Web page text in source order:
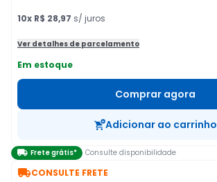
10x R$ 28,97 s/ juros
Ver detalhes de parcelamento
Em estoque
Comprar agora
Adicionar ao carrinho
 Frete grátis* Consulte disponibilidade
CONSULTE FRETE